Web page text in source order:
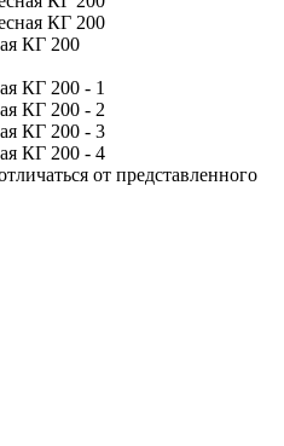
от представленного